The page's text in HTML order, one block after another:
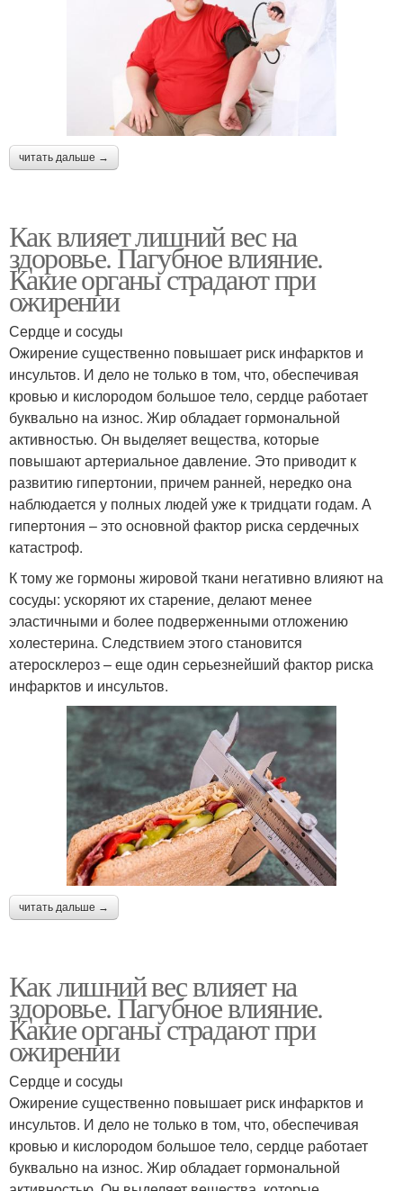
читать дальше →
Как влияет лишний вес на
здоровье. Пагубное влияние.
Какие органы страдают при
ожирении
Сердце и сосуды
Ожирение существенно повышает риск инфарктов и
инсультов. И дело не только в том, что, обеспечивая
кровью и кислородом большое тело, сердце работает
буквально на износ. Жир обладает гормональной
активностью. Он выделяет вещества, которые
повышают артериальное давление. Это приводит к
развитию гипертонии, причем ранней, нередко она
наблюдается у полных людей уже к тридцати годам. А
гипертония – это основной фактор риска сердечных
катастроф.
К тому же гормоны жировой ткани негативно влияют на
сосуды: ускоряют их старение, делают менее
эластичными и более подверженными отложению
холестерина. Следствием этого становится
атеросклероз – еще один серьезнейший фактор риска
инфарктов и инсультов.
читать дальше →
Как лишний вес влияет на
здоровье. Пагубное влияние.
Какие органы страдают при
ожирении
Сердце и сосуды
Ожирение существенно повышает риск инфарктов и
инсультов. И дело не только в том, что, обеспечивая
кровью и кислородом большое тело, сердце работает
буквально на износ. Жир обладает гормональной